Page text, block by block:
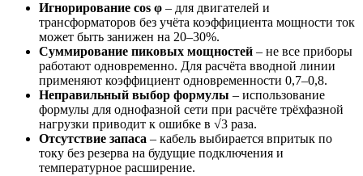
Игнорирование cos φ – для двигателей и
трансформаторов без учёта коэффициента мощности ток
может быть занижен на 20–30%.
Суммирование пиковых мощностей – не все приборы
работают одновременно. Для расчёта вводной линии
применяют коэффициент одновременности 0,7–0,8.
Неправильный выбор формулы – использование
формулы для однофазной сети при расчёте трёхфазной
нагрузки приводит к ошибке в √3 раза.
Отсутствие запаса – кабель выбирается впритык по
току без резерва на будущие подключения и
температурное расширение.